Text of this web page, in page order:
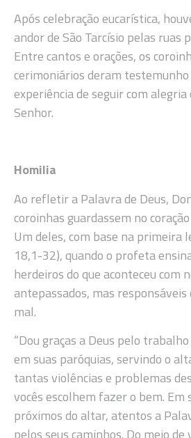
Após celebração eucarística,
andor de São Tarcísio pelas ruas
Entre cantos e orações, os
cerimoniários deram
experiência de seguir com alegria
Senhor.
Homilia
Ao refletir a Palavra de Deus,
coroinhas guardassem no
Um deles, com base na primeira
18,1-32), quando o profeta
herdeiros do que aconteceu com
antepassados, mas
mal.
“Dou graças a Deus pelo
em suas paróquias, servindo o
tantas violências e problemas
vocês escolhem fazer o bem. Em
próximos do altar, atentos a